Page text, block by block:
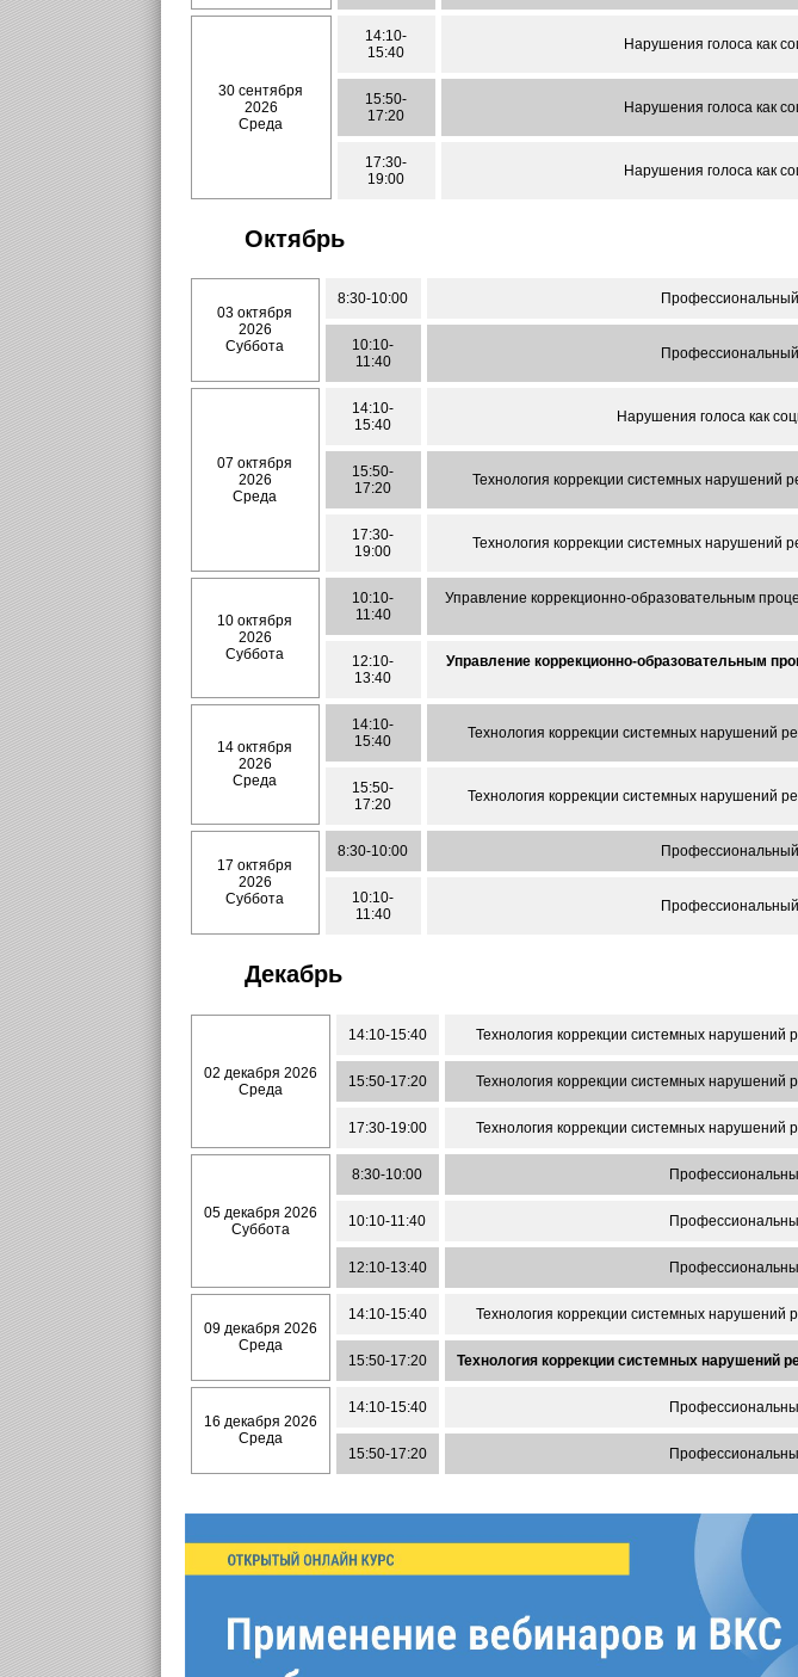
30 сентября
2026
Среда
14:10-
15:40
Нарушения голоса как
15:50-
17:20
Нарушения голоса как
17:30-
19:00
Нарушения голоса как
Октябрь
03 октября
2026
Суббота
8:30-10:00
10:10-
11:40
07 октября
2026
Среда
14:10-
15:40
Нарушения голоса как
15:50-
17:20
Технология коррекции системных нарушений
17:30-
19:00
Технология коррекции системных нарушений
10 октября
2026
Суббота
10:10-
11:40
Управление коррекционно-образовательным
12:10-
13:40
Управление коррекционно-образовательным
14 октября
2026
Среда
14:10-
15:40
Технология коррекции системных нарушений
15:50-
17:20
Технология коррекции системных нарушений
17 октября
2026
Суббота
8:30-10:00
10:10-
11:40
Декабрь
02 декабря 2026
Среда
14:10-15:40 Технология коррекции системных нарушений
15:50-17:20 Технология коррекции системных нарушений
17:30-19:00 Технология коррекции системных нарушений
05 декабря 2026
Суббота
8:30-10:00
10:10-11:40
12:10-13:40
09 декабря 2026
Среда
14:10-15:40 Технология коррекции системных нарушений
15:50-17:20 Технология коррекции системных нарушений
16 декабря 2026
Среда
14:10-15:40
15:50-17:20